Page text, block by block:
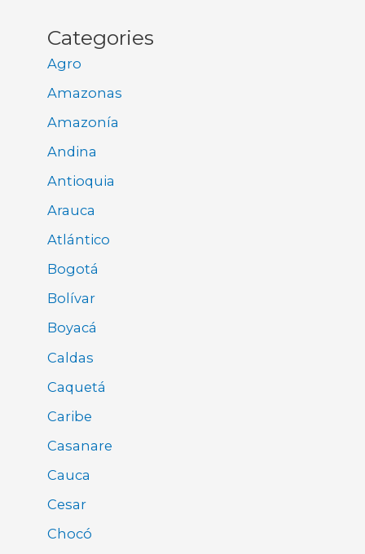
Categories
Agro
Amazonas
Amazonía
Andina
Antioquia
Arauca
Atlántico
Bogotá
Bolívar
Boyacá
Caldas
Caquetá
Caribe
Casanare
Cauca
Cesar
Chocó